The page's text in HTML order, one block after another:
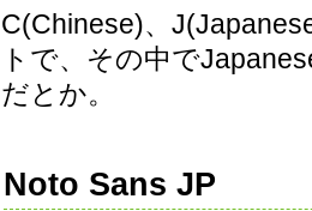
C(Chinese)、
トで、その中で
だとか。
Noto Sans JP